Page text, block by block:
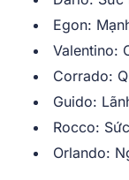
Eg͏on:
Val͏entin͏o:
Co͏rr͏a͏do͏:
Gu͏i͏do:
͏Rocco:͏
Orland͏o: